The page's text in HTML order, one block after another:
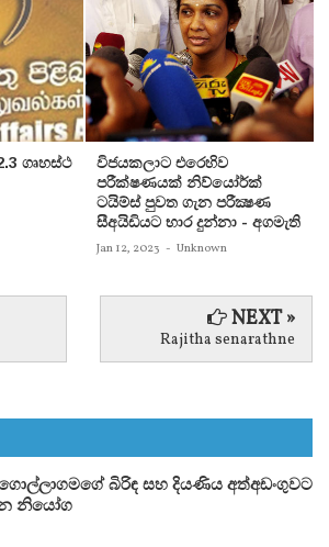
ගෘහස්ථ
විජයකලාට එරෙහිව
පරීක්‌ෂණයක්‌ නිව්යෝර්ක්‌
ටයිම්ස්‌ පුවත ගැන පරීක්‍ෂණ
සීඅයිඩියට භාර දුන්නා - අගමැති
Jan 12, 2023 - Unknown
NEXT »
Rajitha senarathne
බිරිඳ සහ දියණිය අත්අඩංගුවට
නියෝග